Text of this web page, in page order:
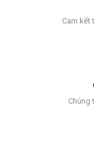
Cam kết
Chúng